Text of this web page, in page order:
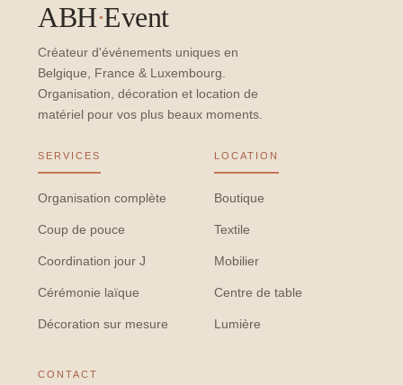
ABH·Event
Créateur d'événements uniques en
Belgique, France & Luxembourg.
Organisation, décoration et location de
matériel pour vos plus beaux moments.
SERVICES
Organisation complète
Coup de pouce
Coordination jour J
Cérémonie laïque
Décoration sur mesure
LOCATION
Boutique
Textile
Mobilier
Centre de table
Lumière
CONTACT